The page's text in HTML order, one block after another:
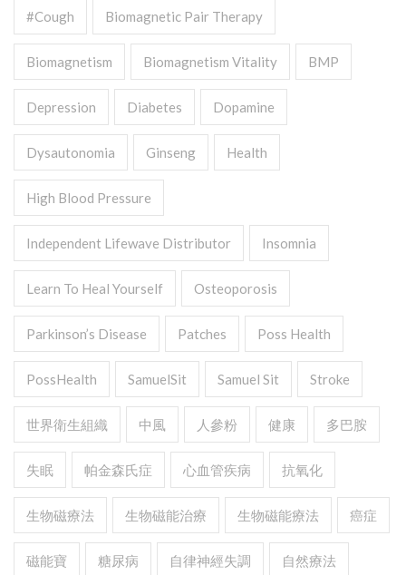
#cough Biomagnetic Pair Therapy
Biomagnetism Biomagnetism Vitality BMP
Depression Diabetes Dopamine
Dysautonomia Ginseng Health
High Blood Pressure
Independent Lifewave Distributor Insomnia
Learn To Heal Yourself Osteoporosis
Parkinson’s Disease Patches Poss Health
PossHealth SamuelSit Samuel Sit Stroke
世界衛生組織 中風 人參粉 健康 多巴胺
失眠 帕金森氏症 心血管疾病 抗氧化
生物磁療法 生物磁能治療 生物磁能療法 癌症
磁能寶 糖尿病 自律神經失調 自然療法